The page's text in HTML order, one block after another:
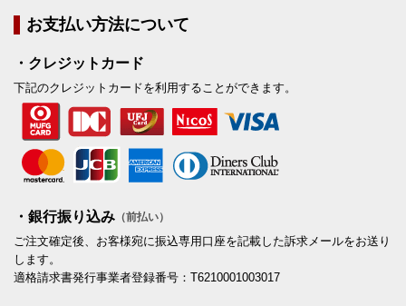
お支払い方法について
・クレジットカード
下記のクレジットカードを利用することができます。
・銀行振り込み （前払い）
ご注文確定後、お客様宛に振込専用口座を記載した訴求メールをお送り
します。
適格請求書発行事業者登録番号：T6210001003017